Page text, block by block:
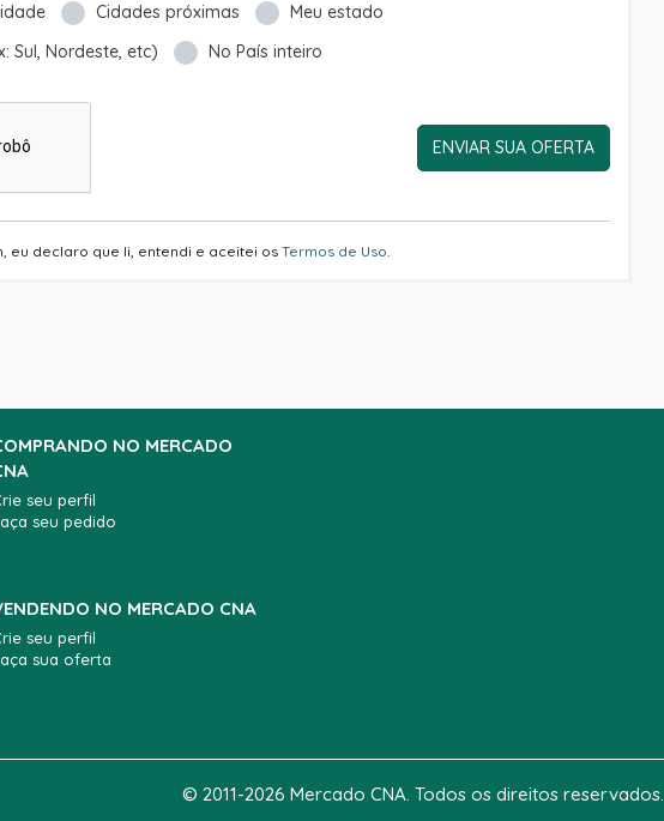
Cidades próximas
Meu estado
Sul, Nordeste, etc)
No País inteiro
ENVIAR SUA OFERTA
eu declaro que li, entendi e aceitei os Termos de Uso.
NO MERCADO
seu perfil
seu pedido
NO MERCADO CNA
seu perfil
sua oferta
© 2011-2026 Mercado CNA. Todos os direitos reservados.